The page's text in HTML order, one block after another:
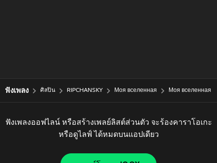
ฟังเพลง ศิลปิน RIPCHANSKY Моя вселенная Моя вселенная
ฟังเพลงออฟไลน์ หรือสร้างเพลย์ลิสต์ส่วนตัว จะร้องคาราโอเกะ
หรือดูไลฟ์ ได้หมดบนแอปเดียว